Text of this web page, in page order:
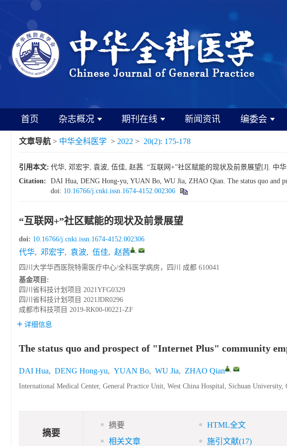
首页 杂志概况 期刊在线 新闻资讯 编委会
文章导航 > 中华全科医学 > 2022 > 20(2): 175-178
引用本文: 代华, 邓宏宇, 袁波, 伍佳, 赵茜. “互联网+”社区赋能的现状及前景展望[J]. 中华
Citation:
DAI Hua, DENG Hong-yu, YUAN Bo, WU Jia, ZHAO Qian. The status quo and
doi: 10.16766/j.cnki.issn.1674-4152.002306
“互联网+”社区赋能的现状及前景展望
doi: 10.16766/j.cnki.issn.1674-4152.002306
代华, 邓宏宇, 袁波, 伍佳, 赵茜 ,
四川大学华西医院特需医疗中心/全科医学病房，四川 成都 610041
基金项目:
四川省科技计划项目 2021YFG0329
四川省科技计划项目 2021JDR0296
成都市科技项目 2019-RK00-00221-ZF
详细信息
The status quo and prospect of "Internet Plus" community
DAI Hua, DENG Hong-yu, YUAN Bo, WU Jia, ZHAO Qian ,
International Medical Center, General Practice Unit, West China Hospital, Sichuan University,
摘要
摘要 HTML全文
相关文章
施引文献(17)